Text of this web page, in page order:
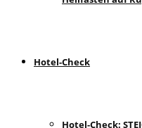
Hotel-Check
Hotel-Check: